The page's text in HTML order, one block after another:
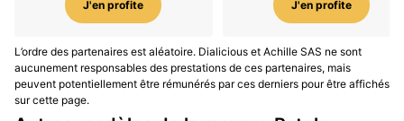
J'en profite J'en profite
L’ordre des partenaires est aléatoire. Dialicious et Achille SAS ne sont
aucunement responsables des prestations de ces partenaires, mais
peuvent potentiellement être rémunérés par ces derniers pour être affichés
sur cette page.